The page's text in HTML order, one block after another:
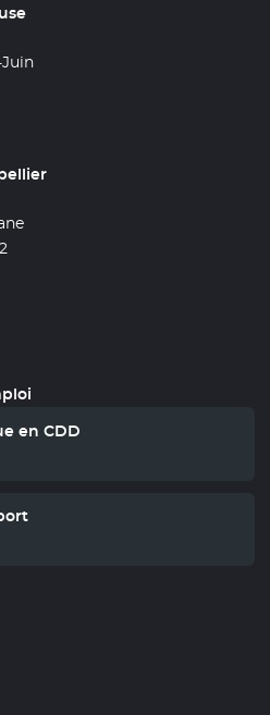
Youtube
sur Instagram
fenêtre
nous sur Linkedin
fenêtre
en CDD